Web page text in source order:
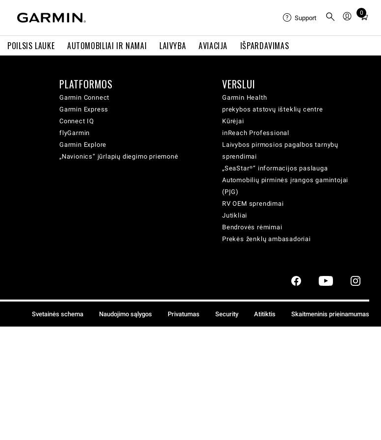
POILSIS LAUKE AUTOMOBILIAI IR NAMAI LAIVYBA AVIACIJA IŠPARDAVIMAS
Support
0
Total
cart:
PLATFORMOS
Garmin Connect
Garmin Express
Connect IQ
flyGarmin
Garmin Explore
„Navionics“ jūrlapių diegimo priemonė
VERSLUI
Garmin Health
prekybos atstovų išteklių centre
Kūrėjai
inReach Professional
Laivybos pirmosios pagalbos tarnybų
sprendimai
„SeaStar®“ informacijos paslauga
Automobilių pirminės įrangos gamintojai
(PĮG)
RV OEM sprendimai
Jutikliai
Bendrovės rėmimai
Prekės ženklų ambasadoriai
Svetainės schema Naudojimo sąlygos Privatumas Security Atitiktis Skaitmeninis prieinamumas